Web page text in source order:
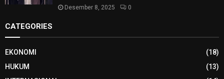
Desember 8, 2025 0
CATEGORIES
EKONOMI
(18)
HUKUM
(13)